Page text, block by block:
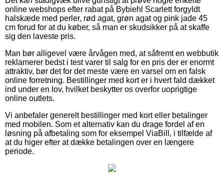
online webshops efter rabat på Bybiehl Scarlett forgyldt
halskæde med perler, rød agat, grøn agat og pink jade 45
cm forud for at du køber, så man er skudsikker på at skaffe
sig den laveste pris.
Man bør alligevel være årvågen med, at såfremt en webbutik
reklamerer bedst i test varer til salg for en pris der er enormt
attraktiv, bør det for det meste være en varsel om en falsk
online forretning. Bestillinger med kort er i hvert fald dækket
ind under en lov, hvilket beskytter os overfor uoprigtige
online outlets.
Vi anbefaler generelt bestillinger med kort eller betalinger
med mobilen. Som et alternativ kan du drage fordel af en
løsning på afbetaling som for eksempel ViaBill, i tilfælde af
at du higer efter at dække betalingen over en længere
periode.